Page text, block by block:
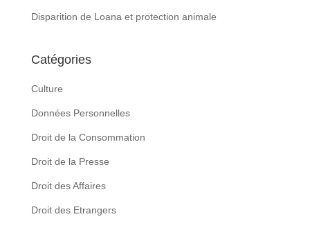
Disparition de Loana et protection animale
Catégories
Culture
Données Personnelles
Droit de la Consommation
Droit de la Presse
Droit des Affaires
Droit des Etrangers